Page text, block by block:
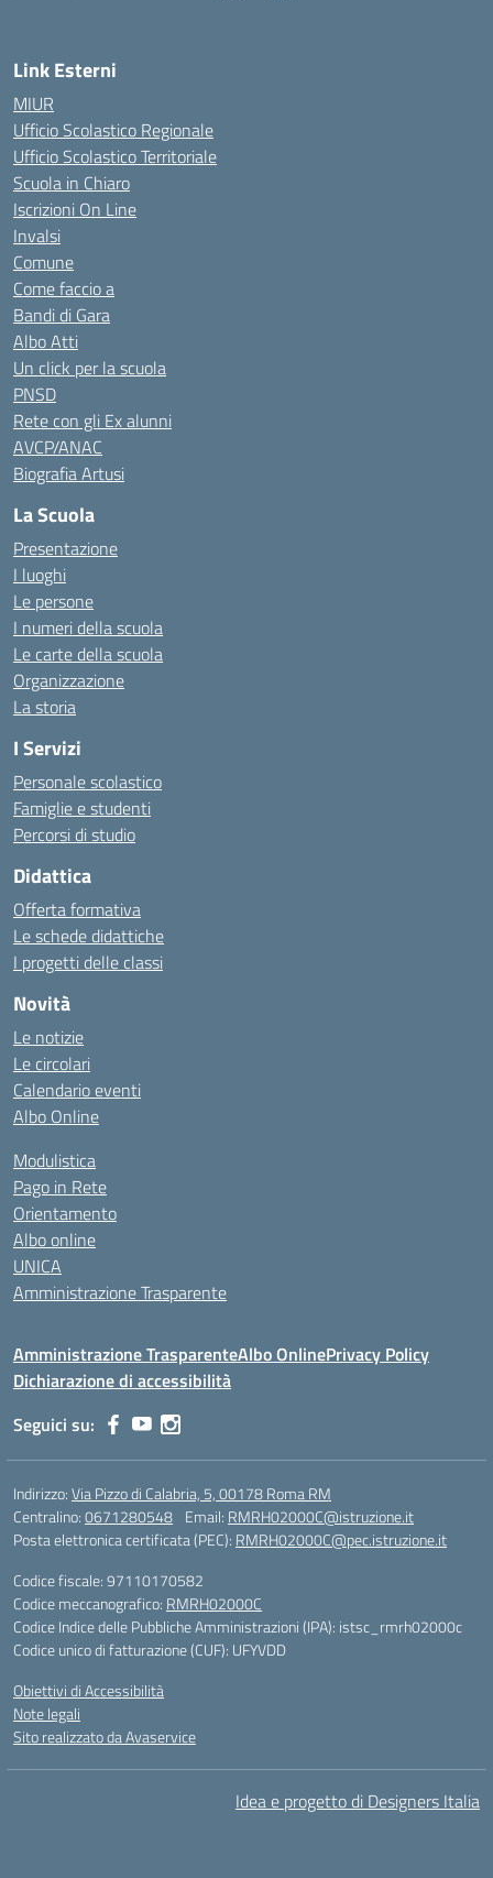
Link Esterni
MIUR
Ufficio Scolastico Regionale
Ufficio Scolastico Territoriale
Scuola in Chiaro
Iscrizioni On Line
Invalsi
Comune
Come faccio a
Bandi di Gara
Albo Atti
Un click per la scuola
PNSD
Rete con gli Ex alunni
AVCP/ANAC
Biografia Artusi
La Scuola
Presentazione
I luoghi
Le persone
I numeri della scuola
Le carte della scuola
Organizzazione
La storia
I Servizi
Personale scolastico
Famiglie e studenti
Percorsi di studio
Didattica
Offerta formativa
Le schede didattiche
I progetti delle classi
Novità
Le notizie
Le circolari
Calendario eventi
Albo Online
Modulistica
Pago in Rete
Orientamento
Albo online
UNICA
Amministrazione Trasparente
Amministrazione TrasparenteAlbo OnlinePrivacy Policy
Dichiarazione di accessibilità
Seguici su:
Indirizzo:Via Pizzo di Calabria, 5, 00178 Roma RM
Centralino:0671280548 Email: RMRH02000C@istruzione.it
Posta elettronica certificata (PEC): RMRH02000C@pec.istruzione.it
Codice fiscale: 97110170582
Codice meccanografico: RMRH02000C
Codice Indice delle Pubbliche Amministrazioni (IPA): istsc_rmrh02000c
Codice unico di fatturazione (CUF): UFYVDD
Obiettivi di Accessibilità
Note legali
Sito realizzato da Avaservice
Idea e progetto di Designers Italia